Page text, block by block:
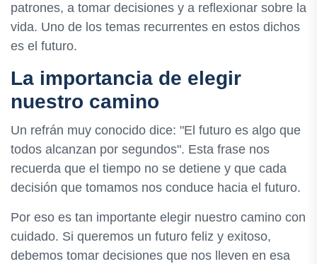
patrones, a tomar decisiones y a reflexionar sobre la
vida. Uno de los temas recurrentes en estos dichos
es el futuro.
La importancia de elegir
nuestro camino
Un refrán muy conocido dice: "El futuro es algo que
todos alcanzan por segundos". Esta frase nos
recuerda que el tiempo no se detiene y que cada
decisión que tomamos nos conduce hacia el futuro.
Por eso es tan importante elegir nuestro camino con
cuidado. Si queremos un futuro feliz y exitoso,
debemos tomar decisiones que nos lleven en esa